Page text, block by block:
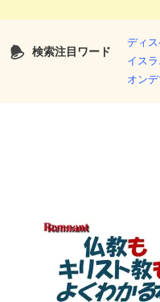
検索注目ワード
ディ
イス
オン